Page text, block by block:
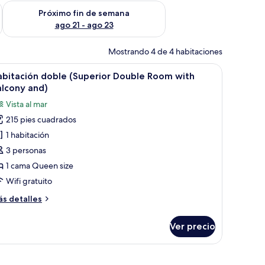
semana ago 14 - ago 16
Próximo fin de semana
ago 21 - ago 23
Consulta la disponibilidad para el próximo fin de semana
Mostrando 4 de 4 habitaciones
lejano.
pequeña mesa redonda, con vistas a un lago tranquilo con barcos y una
Un balcón con dos sillas de madera y una
18
doble (Superior Double Room with
and)
Vista al mar
215 pies cuadrados
1 habitación
3 personas
1 cama Queen size
Wifi gratuito
detalles
Ver precio